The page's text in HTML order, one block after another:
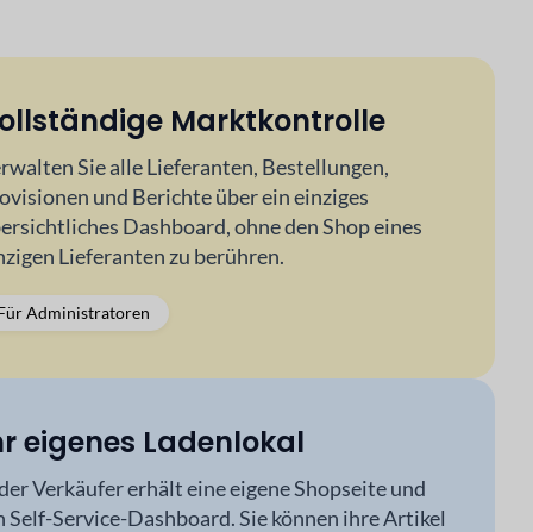
Marktkontrolle
Sie alle Lieferanten, Bestellungen,
und Berichte über ein einziges
Dashboard, ohne den Shop eines
Lieferanten zu berühren.
Administratoren
eigenes Ladenlokal
Verkäufer erhält eine eigene Shopseite und
Self-Service-Dashboard. Sie können ihre Artikel